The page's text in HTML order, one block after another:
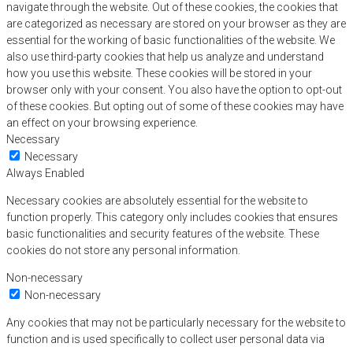
navigate through the website. Out of these cookies, the cookies that
are categorized as necessary are stored on your browser as they are
essential for the working of basic functionalities of the website. We
also use third-party cookies that help us analyze and understand
how you use this website. These cookies will be stored in your
browser only with your consent. You also have the option to opt-out
of these cookies. But opting out of some of these cookies may have
an effect on your browsing experience.
Necessary
Necessary
Always Enabled
Necessary cookies are absolutely essential for the website to
function properly. This category only includes cookies that ensures
basic functionalities and security features of the website. These
cookies do not store any personal information.
Non-necessary
Non-necessary
Any cookies that may not be particularly necessary for the website to
function and is used specifically to collect user personal data via